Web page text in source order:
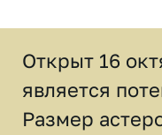
Открыт 16
является
Размер